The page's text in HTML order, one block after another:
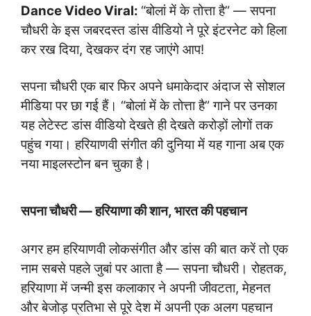
Dance Video Viral: “बोलां में के तोत्ता है” — सपना
चौधरी के इस जबरदस्त डांस वीडियो ने पूरे इंटरनेट को हिला
कर रख दिया, देखकर दंग रह जाएंगे आप!
सपना चौधरी एक बार फिर अपने धमाकेदार अंदाज से सोशल
मीडिया पर छा गई हैं। “बोलां में के तोत्ता है” गाने पर उनका
यह लेटेस्ट डांस वीडियो देखते ही देखते करोड़ों लोगों तक
पहुंच गया। हरियाणवी संगीत की दुनिया में यह गाना अब एक
नया माइलस्टोन बन चुका है।
सपना चौधरी — हरियाणा की शान, भारत की पहचान
अगर हम हरियाणवी लोकसंगीत और डांस की बात करें तो एक
नाम सबसे पहले जुबां पर आता है — सपना चौधरी। रोहतक,
हरियाणा में जन्मी इस कलाकार ने अपनी जीवटता, मेहनत
और बेजोड़ प्रतिभा से पूरे देश में अपनी एक अलग पहचान